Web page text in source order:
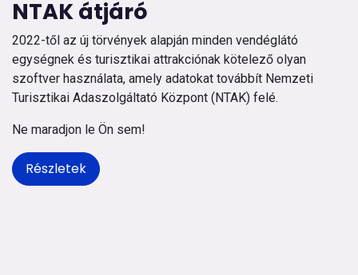
NTAK átjáró
2022-től az új törvények alapján minden vendéglátó
egységnek és turisztikai attrakciónak kötelező olyan
szoftver használata, amely adatokat továbbít Nemzeti
Turisztikai Adaszolgáltató Központ (NTAK) felé.
Ne maradjon le Ön sem!
Részletek